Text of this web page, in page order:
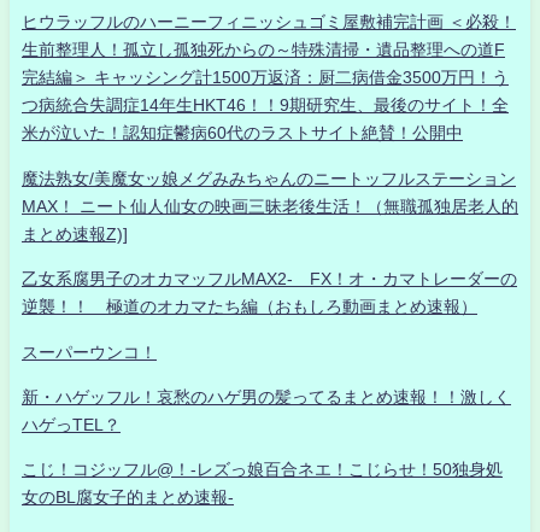
ヒウラッフルのハーニーフィニッシュゴミ屋敷補完計画 ＜必殺！
生前整理人！孤立し孤独死からの～特殊清掃・遺品整理への道F
完結編＞ キャッシング計1500万返済：厨二病借金3500万円！う
つ病統合失調症14年生HKT46！！9期研究生、最後のサイト！全
米が泣いた！認知症鬱病60代のラストサイト絶賛！公開中
魔法熟女/美魔女ッ娘メグみみちゃんのニートッフルステーション
MAX！ ニート仙人仙女の映画三昧老後生活！（無職孤独居老人的
まとめ速報Z)]
乙女系腐男子のオカマッフルMAX2- FX！オ・カマトレーダーの
逆襲！！ 極道のオカマたち編（おもしろ動画まとめ速報）
スーパーウンコ！
新・ハゲッフル！哀愁のハゲ男の髪ってるまとめ速報！！激しく
ハゲっTEL？
こじ！コジッフル@！-レズっ娘百合ネエ！こじらせ！50独身処
女のBL腐女子的まとめ速報-